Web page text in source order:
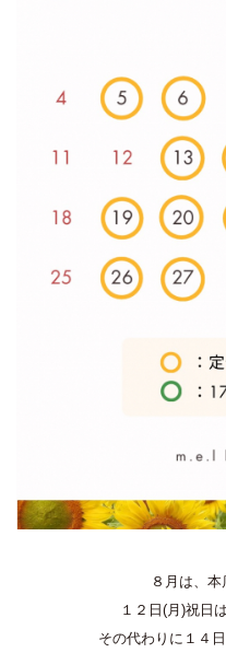
８月は、
１２日(月)祝日
その代わりに１４